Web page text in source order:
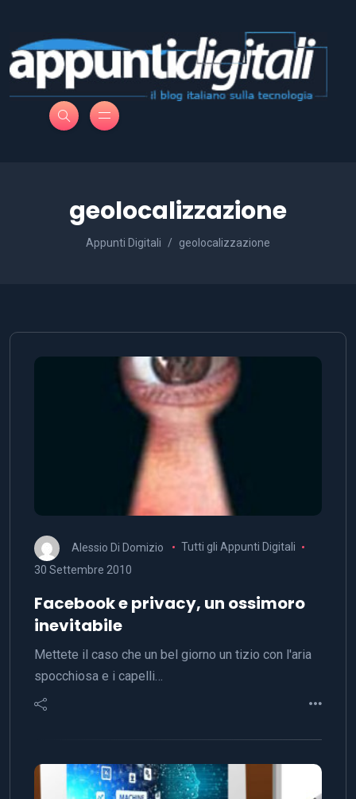
geolocalizzazione
Appunti Digitali geolocalizzazione
Alessio Di Domizio
Tutti gli Appunti Digitali
30 Settembre 2010
Facebook e privacy, un ossimoro
inevitabile
Mettete il caso che un bel giorno un tizio con l'aria
spocchiosa e i capelli…